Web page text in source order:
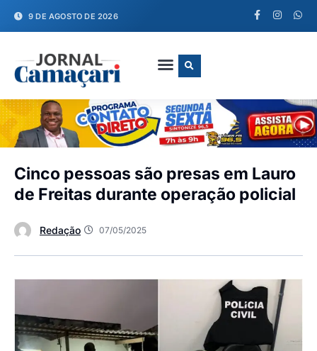
9 DE AGOSTO DE 2026
Cinco pessoas são presas em Lauro
de Freitas durante operação policial
Redação 07/05/2025